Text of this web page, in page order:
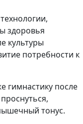
здоровья
культуры
потребности к
гимнастику после
тонус.